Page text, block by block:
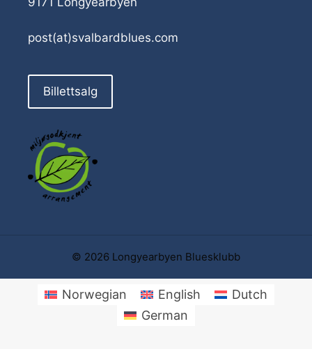
post(at)svalbardblues.com
Billettsalg
© 2026 Longyearbyen Bluesklubb
Norwegian English
Dutch
German